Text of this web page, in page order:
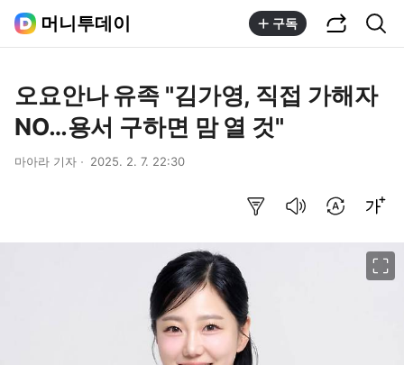
머니투데이 구독
오요안나 유족 "김가영, 직접 가해자
NO…용서 구하면 맘 열 것"
마아라 기자 2025. 2. 7. 22:30